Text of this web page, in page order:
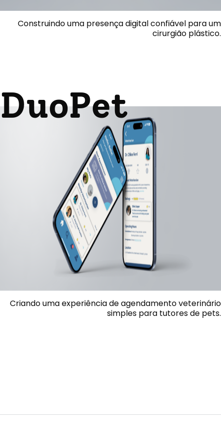
Construindo uma presença digital confiável para um
cirurgião plástico.
DuoPet
Criando uma experiência de agendamento veterinário
simples para tutores de pets.